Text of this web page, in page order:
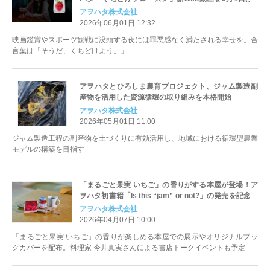
より配信開始
アヲハタ株式会社
2026年06月01日 12:32
映画鑑賞やスポーツ観戦に没頭する夜には罪悪感なく満たされる幸せを。合
言葉は「そうだ、くちどけよう。」
アヲハタとひろしま農育プロジェクト、ジャム製造副
産物を活用した資源循環の取り組みを本格開始
アヲハタ株式会社
2026年05月01日 11:00
ジャム製造工程の副産物を土づくりに有効活用し、地域における循環型農業
モデルの構築を目指す
「まるごと果実 いちご」の香りがする本屋が登場！ア
ヲハタ初書籍「Is this “jam” or not?」の発売を記念し
て書店でのコラボレーションを実施
アヲハタ株式会社
2026年04月07日 10:00
「まるごと果実 いちご」の香りが楽しめる本屋での展示やオリジナルブッ
クカバーを配布。料理家 今井真実さんによる書店トークイベントも予定